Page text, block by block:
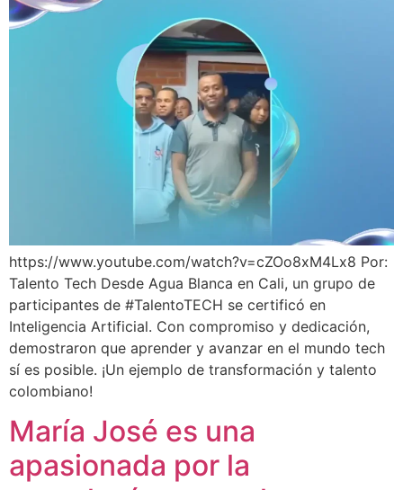
https://www.youtube.com/watch?v=cZOo8xM4Lx8 Por:
Talento Tech Desde Agua Blanca en Cali, un grupo de
participantes de #TalentoTECH se certificó en
Inteligencia Artificial. Con compromiso y dedicación,
demostraron que aprender y avanzar en el mundo tech
sí es posible. ¡Un ejemplo de transformación y talento
colombiano!
María José es una
apasionada por la